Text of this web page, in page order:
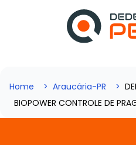
Home Araucária-PR
BIOPOWER CONTROLE DE